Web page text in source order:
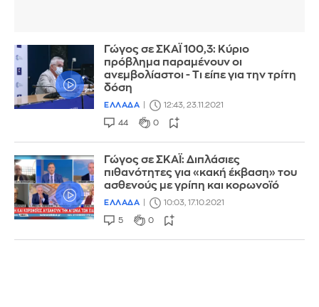
Γώγος σε ΣΚΑΪ 100,3: Κύριο
πρόβλημα παραμένουν οι
ανεμβολίαστοι - Τι είπε για την τρίτη
δόση
ΕΛΛΑΔΑ 12:43, 23.11.2021
44 0
Γώγος σε ΣΚΑΪ: Διπλάσιες
πιθανότητες για «κακή έκβαση» του
ασθενούς με γρίπη και κορωνοϊό
ΕΛΛΑΔΑ 10:03, 17.10.2021
5 0